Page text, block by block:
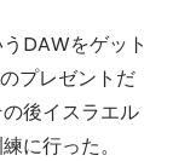
DAWをゲット
プレゼントだ
後イスラエル
に行った。